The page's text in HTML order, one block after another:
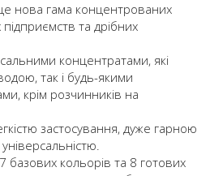
нова гама концентрованих
та дрібних
концентратами, які
так і будь-якими
крім розчинників на
застосування, дуже гарною
базових кольорів та 8 готових